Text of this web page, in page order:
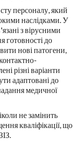
персоналу, який
наслідками. У
з вірусними
готовності до
нові патогени,
різні варіанти
адаптовані до
медичної
не замінить
кваліфікації, що